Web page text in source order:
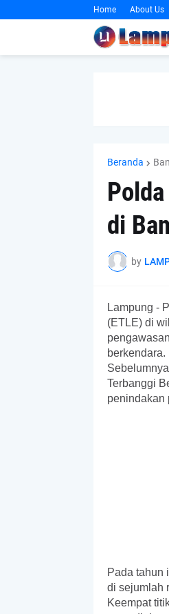
Home About Us
Beranda
di
by
Lampung -
(ETLE) di
berkendara.
Terbanggi
penindakan
Pada tahun
di sejumlah
Keempat